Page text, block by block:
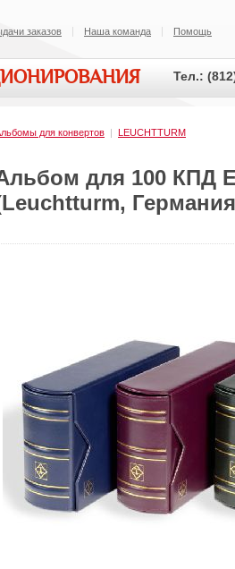
заказов Наша команда Помощь
Тел.:
для конвертов | LEUCHTTURM
для 100 КПД